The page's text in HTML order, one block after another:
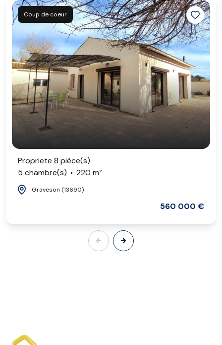
Coup de coeur
Propriete 8 pièce(s)
5 chambre(s)
220 m²
Graveson (13690)
560 000 €